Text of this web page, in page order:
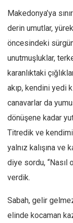
Siyaset
Avrupa
Asya
Afrika
İslam
Amerika
Tarih
Düşünce
Makedonya’ya
derin umutlar, yürek
öncesindeki
unutmuşluklar,
karanlıktaki
akıp, kendini yedi
canavarlar da
dönüşene kadar
Titredik ve
yalnız kalışına ve
diye sordu, “Nasıl
verdik.
Sabah, gelir
elinde kocaman